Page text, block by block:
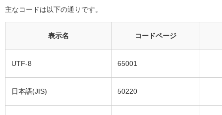
主なコードは以下の通りです。
表示名 コードページ
UTF-8 65001
日本語(JIS) 50220